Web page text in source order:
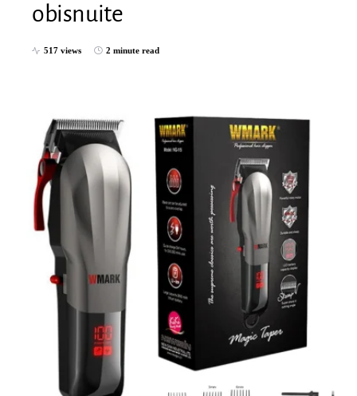
obisnuite
517 views 2 minute read